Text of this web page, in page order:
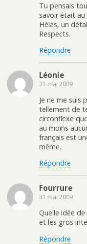
Tu pensais
savoir était
Hélas, un
Respects.
Répondre
Léonie
31 mai 2009
Je ne me suis
tellement de
circonflexe
au moins
français est
même.
Répondre
Fourrure
31 mai 2009
Quelle idée
et les gros
Répondre